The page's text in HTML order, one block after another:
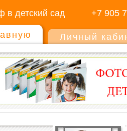
в детский сад +7 905
Личный